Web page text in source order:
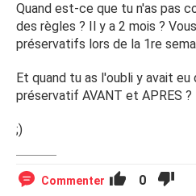
Quand est-ce que tu n'as pas
des règles ? Il y a 2 mois ?
préservatifs lors de la 1re
Et quand tu as l'oubli y avait eu
préservatif AVANT et APRES ?
;)
Commenter 0